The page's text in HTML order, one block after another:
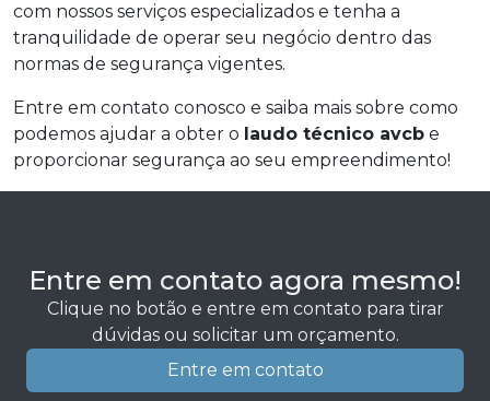
com nossos serviços especializados e tenha a
tranquilidade de operar seu negócio dentro das
normas de segurança vigentes.
Entre em contato conosco e saiba mais sobre como
podemos ajudar a obter o laudo técnico avcb e
proporcionar segurança ao seu empreendimento!
Entre em contato agora mesmo!
Clique no botão e entre em contato para tirar
dúvidas ou solicitar um orçamento.
Entre em contato